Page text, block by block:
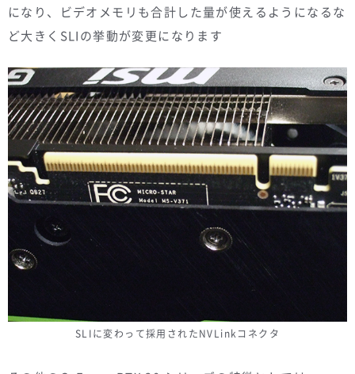
になり、ビデオメモリも合計した量が使えるようになるな
ど大きくSLIの挙動が変更になります
SLIに変わって採用されたNVLinkコネクタ